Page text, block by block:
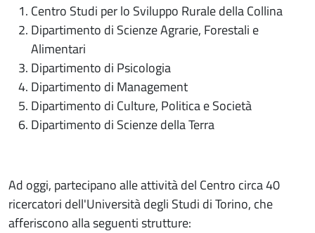
Centro Studi per lo Sviluppo Rurale della Collina
Dipartimento di Scienze Agrarie, Forestali e
Alimentari
Dipartimento di Psicologia
Dipartimento di Management
Dipartimento di Culture, Politica e Società
Dipartimento di Scienze della Terra
Ad oggi, partecipano alle attività del Centro circa 40
ricercatori dell'Università degli Studi di Torino, che
afferiscono alla seguenti strutture: